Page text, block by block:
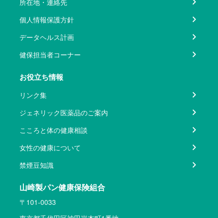
所在地・連絡先
個人情報保護方針
データヘルス計画
健保担当者コーナー
お役立ち情報
リンク集
ジェネリック医薬品のご案内
こころと体の健康相談
女性の健康について
禁煙豆知識
山崎製パン健康保険組合
〒101-0033